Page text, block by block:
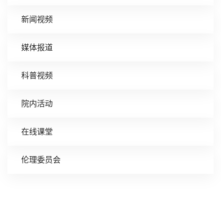
新闻视频
媒体报道
科普视频
院内活动
在线课堂
伦理委员会